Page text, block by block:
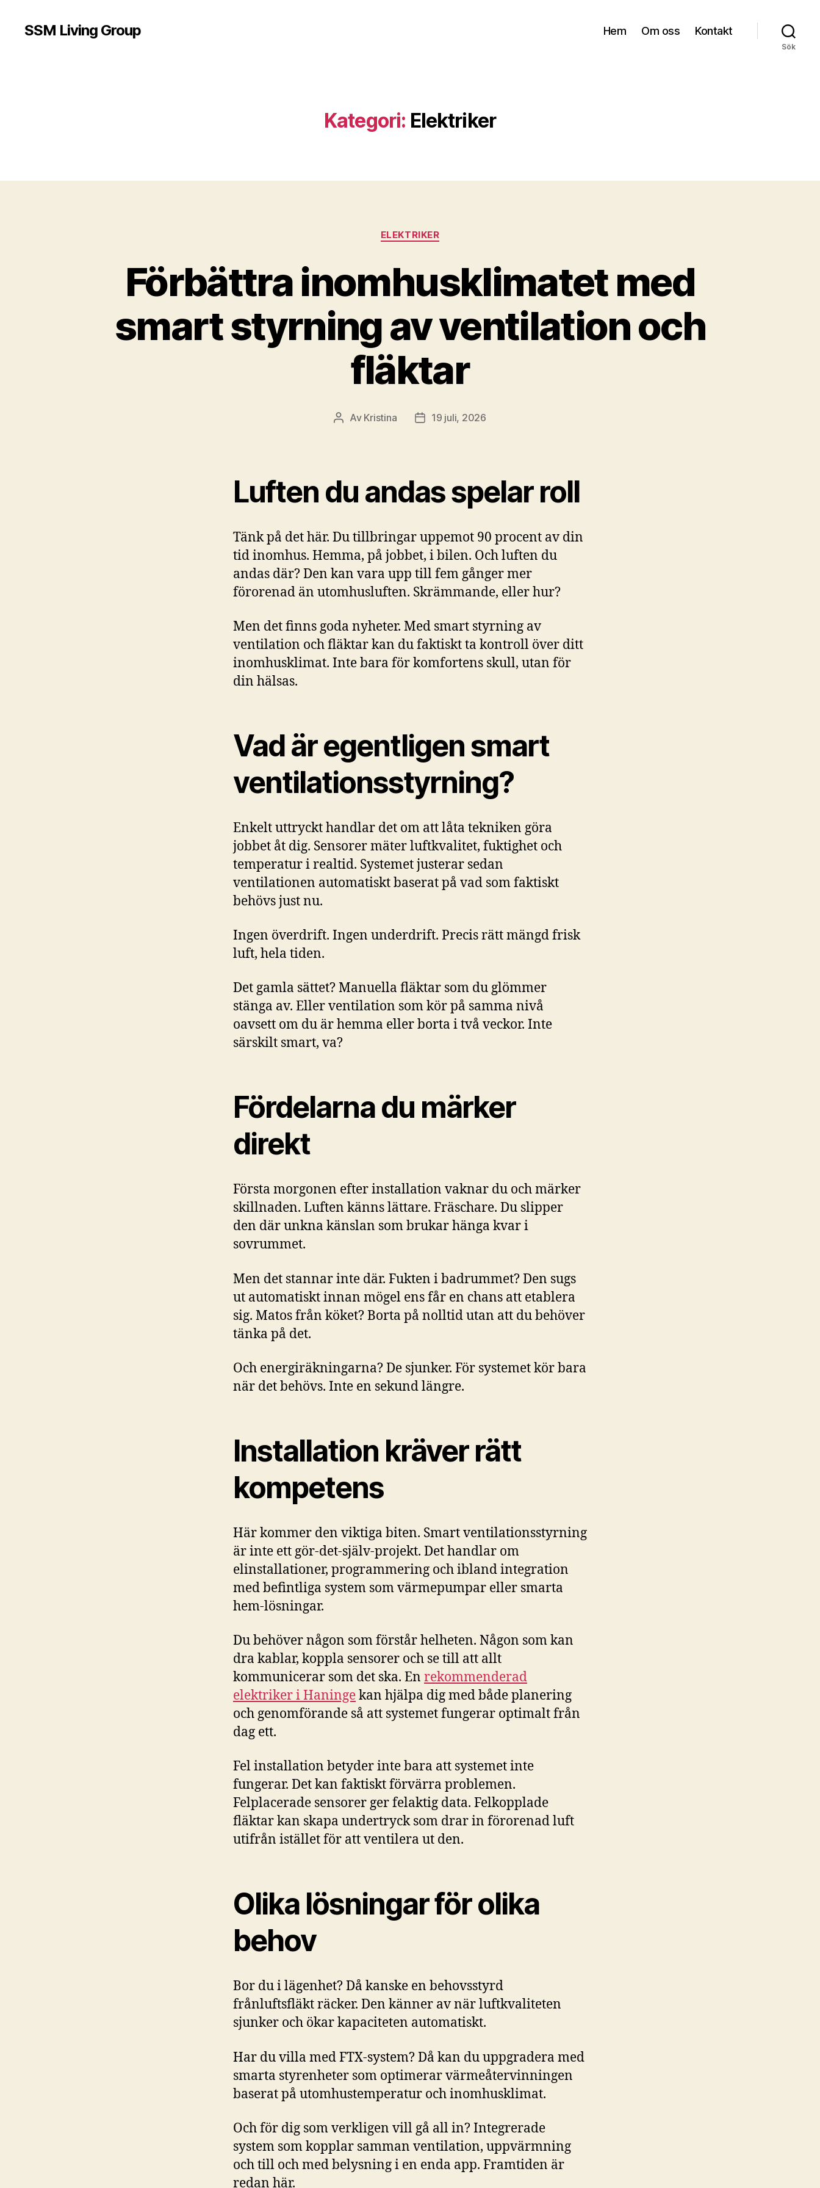
SSM Living Group Hem Om oss Kontakt
Sök
Kategori: Elektriker
Kategorier
ELEKTRIKER
Förbättra inomhusklimatet med
smart styrning av ventilation och
fläktar
Inläggsförfattare
Av Kristina Inläggsdatum
19 juli, 2026
Luften du andas spelar roll
Tänk på det här. Du tillbringar uppemot 90 procent av din
tid inomhus. Hemma, på jobbet, i bilen. Och luften du
andas där? Den kan vara upp till fem gånger mer
förorenad än utomhusluften. Skrämmande, eller hur?
Men det finns goda nyheter. Med smart styrning av
ventilation och fläktar kan du faktiskt ta kontroll över ditt
inomhusklimat. Inte bara för komfortens skull, utan för
din hälsas.
Vad är egentligen smart
ventilationsstyrning?
Enkelt uttryckt handlar det om att låta tekniken göra
jobbet åt dig. Sensorer mäter luftkvalitet, fuktighet och
temperatur i realtid. Systemet justerar sedan
ventilationen automatiskt baserat på vad som faktiskt
behövs just nu.
Ingen överdrift. Ingen underdrift. Precis rätt mängd frisk
luft, hela tiden.
Det gamla sättet? Manuella fläktar som du glömmer
stänga av. Eller ventilation som kör på samma nivå
oavsett om du är hemma eller borta i två veckor. Inte
särskilt smart, va?
Fördelarna du märker
direkt
Första morgonen efter installation vaknar du och märker
skillnaden. Luften känns lättare. Fräschare. Du slipper
den där unkna känslan som brukar hänga kvar i
sovrummet.
Men det stannar inte där. Fukten i badrummet? Den sugs
ut automatiskt innan mögel ens får en chans att etablera
sig. Matos från köket? Borta på nolltid utan att du behöver
tänka på det.
Och energiräkningarna? De sjunker. För systemet kör bara
när det behövs. Inte en sekund längre.
Installation kräver rätt
kompetens
Här kommer den viktiga biten. Smart ventilationsstyrning
är inte ett gör-det-själv-projekt. Det handlar om
elinstallationer, programmering och ibland integration
med befintliga system som värmepumpar eller smarta
hem-lösningar.
Du behöver någon som förstår helheten. Någon som kan
dra kablar, koppla sensorer och se till att allt
kommunicerar som det ska. En rekommenderad
elektriker i Haningekan hjälpa dig med både planering
och genomförande så att systemet fungerar optimalt från
dag ett.
Fel installation betyder inte bara att systemet inte
fungerar. Det kan faktiskt förvärra problemen.
Felplacerade sensorer ger felaktig data. Felkopplade
fläktar kan skapa undertryck som drar in förorenad luft
utifrån istället för att ventilera ut den.
Olika lösningar för olika
behov
Bor du i lägenhet? Då kanske en behovsstyrd
frånluftsfläkt räcker. Den känner av när luftkvaliteten
sjunker och ökar kapaciteten automatiskt.
Har du villa med FTX-system? Då kan du uppgradera med
smarta styrenheter som optimerar värmeåtervinningen
baserat på utomhustemperatur och inomhusklimat.
Och för dig som verkligen vill gå all in? Integrerade
system som kopplar samman ventilation, uppvärmning
och till och med belysning i en enda app. Framtiden är
redan här.